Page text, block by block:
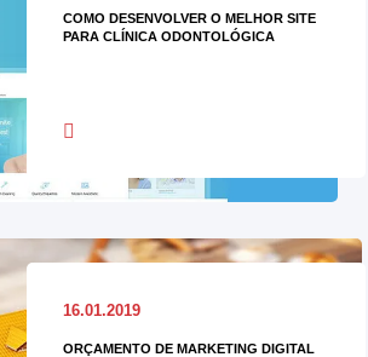
COMO DESENVOLVER O MELHOR SITE
PARA CLÍNICA ODONTOLÓGICA
16.01.2019
ORÇAMENTO DE MARKETING DIGITAL